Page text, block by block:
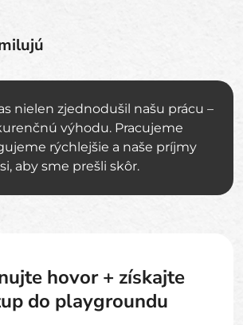
nielen zjednodušil našu prácu –
výhodu. Pracujeme
rýchlejšie a naše príjmy
aby sme prešli skôr.
hovor + získajte
do playgroundu